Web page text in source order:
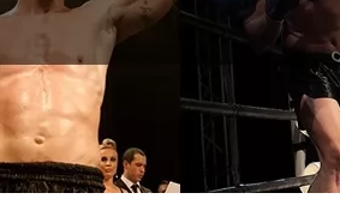
της Sejoy Hellas.
του Fight Club Galatsi
καλοκαιρινές εξετάσεις